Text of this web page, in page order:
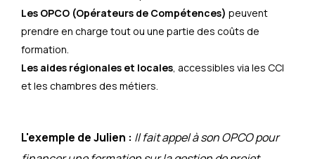
Les OPCO (Opérateurs de Compétences) peuvent
prendre en charge tout ou une partie des coûts de
formation.
Les aides régionales et locales , accessibles via les CCI
et les chambres des métiers.
L'exemple de Julien : Il fait appel à son OPCO pour